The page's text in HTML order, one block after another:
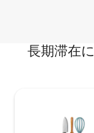
長期滞在